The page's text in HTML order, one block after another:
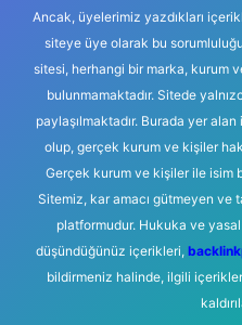
Ancak, üyelerimiz yazdıkları
siteye üye olarak bu
sitesi, herhangi bir marka, kurum
bulunmamaktadır. Sitede
paylaşılmaktadır. Burada yer
olup, gerçek kurum ve kişiler
Gerçek kurum ve kişiler ile isim
Sitemiz, kar amacı gütmeyen ve
platformudur. Hukuka ve
düşündüğünüz içerikleri,
bildirmeniz halinde, ilgili